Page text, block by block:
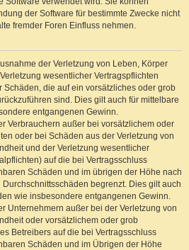
der Software für bestimmte Zwecke nicht
fremder Foren Einfluss nehmen.
der Verletzung von Leben, Körper
wesentlicher Vertragspflichten
Schäden, die auf ein vorsätzliches oder grob
sind. Dies gilt auch für mittelbare
entgangenen Gewinn.
Verbrauchern außer bei vorsätzlichem oder
oder bei Schäden aus der Verletzung von
und der Verletzung wesentlicher
auf die bei Vertragsschluss
Schäden und im übrigen der Höhe nach
begrenzt. Dies gilt auch
wie insbesondere entgangenen Gewinn.
Unternehmern außer bei der Verletzung von
oder vorsätzlichem oder grob
Betreibers auf die bei Vertragsschluss
Schäden und im Übrigen der Höhe